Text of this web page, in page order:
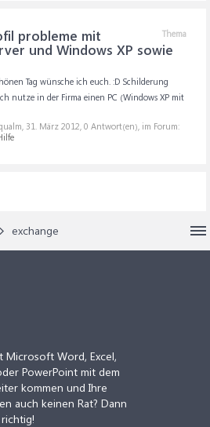
Thema
probleme mit
und Windows XP sowie
Tag wünsche ich euch. :D Schilderung
nutze in der Firma einen PC (Windows XP mit
31. März 2012, 0 Antwort(en), im Forum:
exchange
Microsoft Word, Excel,
PowerPoint mit dem
kommen und Ihre
auch keinen Rat? Dann